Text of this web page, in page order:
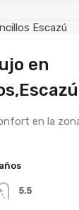
en
en la
5.5